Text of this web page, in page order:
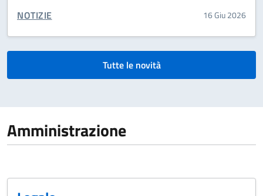
CATEGORIA CORRELATA:
NOTIZIE 16 Giu 2026
Tutte le novità
Amministrazione